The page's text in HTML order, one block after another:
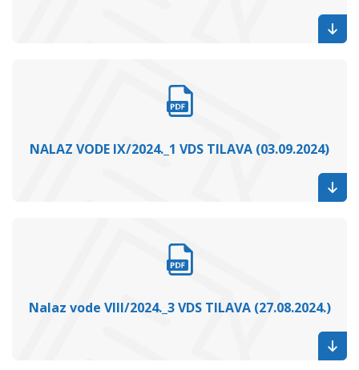
NALAZ VODE IX/2024._1 VDS TILAVA (03.09.2024)
Nalaz vode VIII/2024._3 VDS TILAVA (27.08.2024.)